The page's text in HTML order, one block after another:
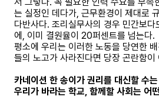
는 실정인 데다가, 근무환경이 제대로
다반사다. 조리실무사의 경우 민간보
에, 이미 결원율이 20퍼센트를 넘는다.
평소에 우리는 이러한 노동을 당연한
들의 노고가 사라진다면 당장 곤란함
카네이션 한 송이가 권리를 대신할 수
우리가 바라는 학교, 함께할 사회는 어